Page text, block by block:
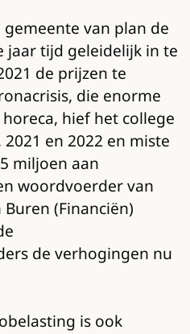
van plan de
jaar tijd geleidelijk in te
de prijzen te
die enorme
hief het college
en 2022 en miste
miljoen aan
woordvoerder van
(Financiën)
de verhogingen nu
is ook